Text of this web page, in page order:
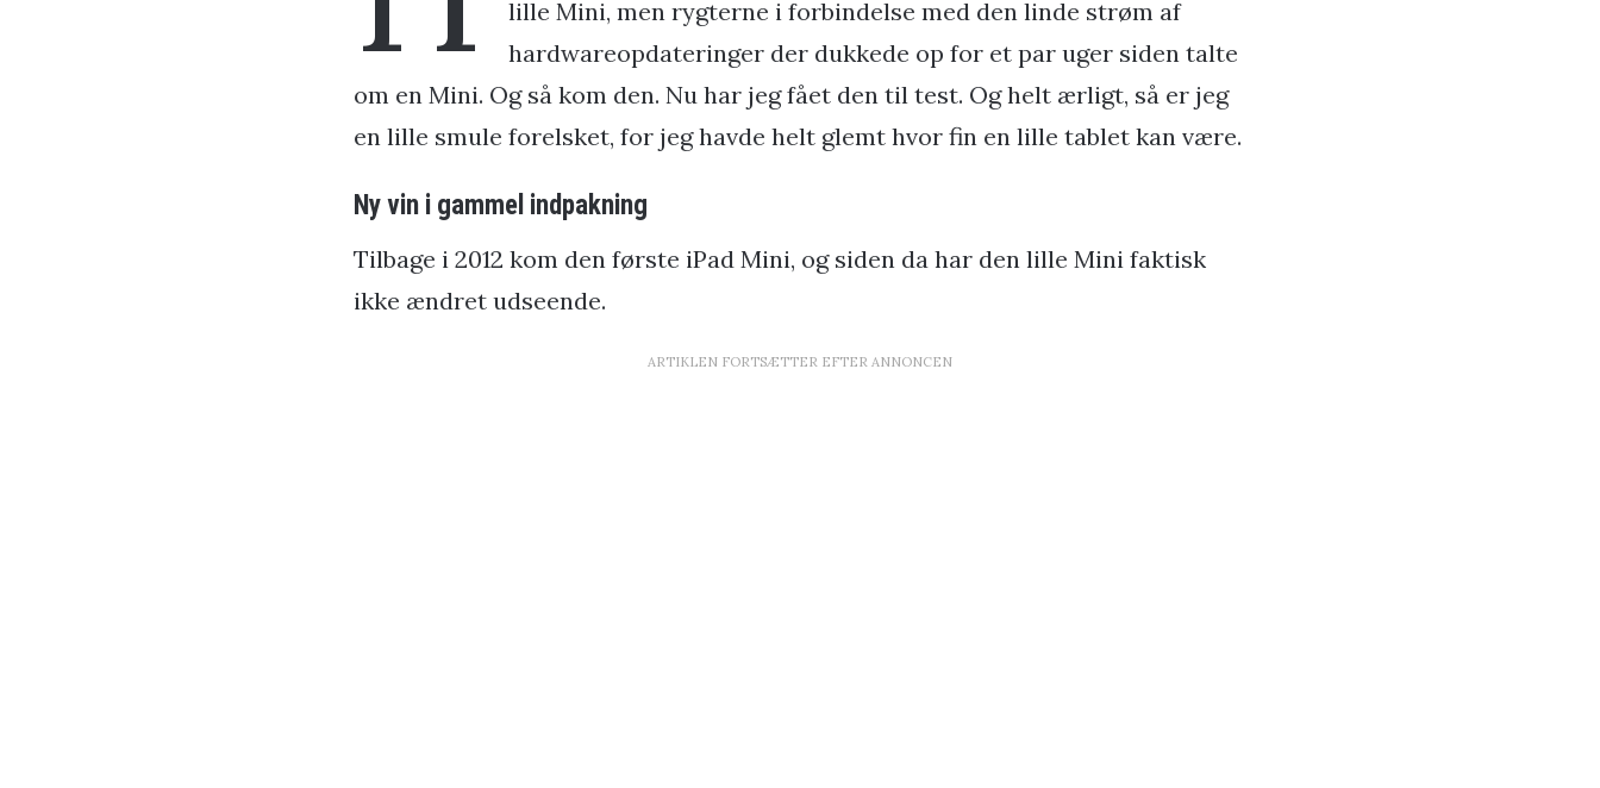
lille Mini, men rygterne i forbindelse med den linde strøm af
hardwareopdateringer der dukkede op for et par uger siden talte
om en Mini. Og så kom den. Nu har jeg fået den til test. Og helt ærligt, så er jeg
en lille smule forelsket, for jeg havde helt glemt hvor fin en lille tablet kan være.
Ny vin i gammel indpakning
Tilbage i 2012 kom den første iPad Mini, og siden da har den lille Mini faktisk
ikke ændret udseende.
ARTIKLEN FORTSÆTTER EFTER ANNONCEN